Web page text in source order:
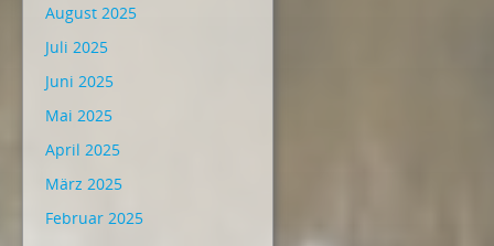
August 2025
Juli 2025
Juni 2025
Mai 2025
April 2025
März 2025
Februar 2025